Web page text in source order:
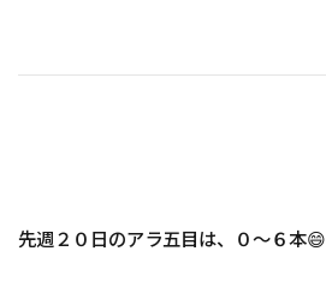
先週２０日のアラ五目は、０～６本😄